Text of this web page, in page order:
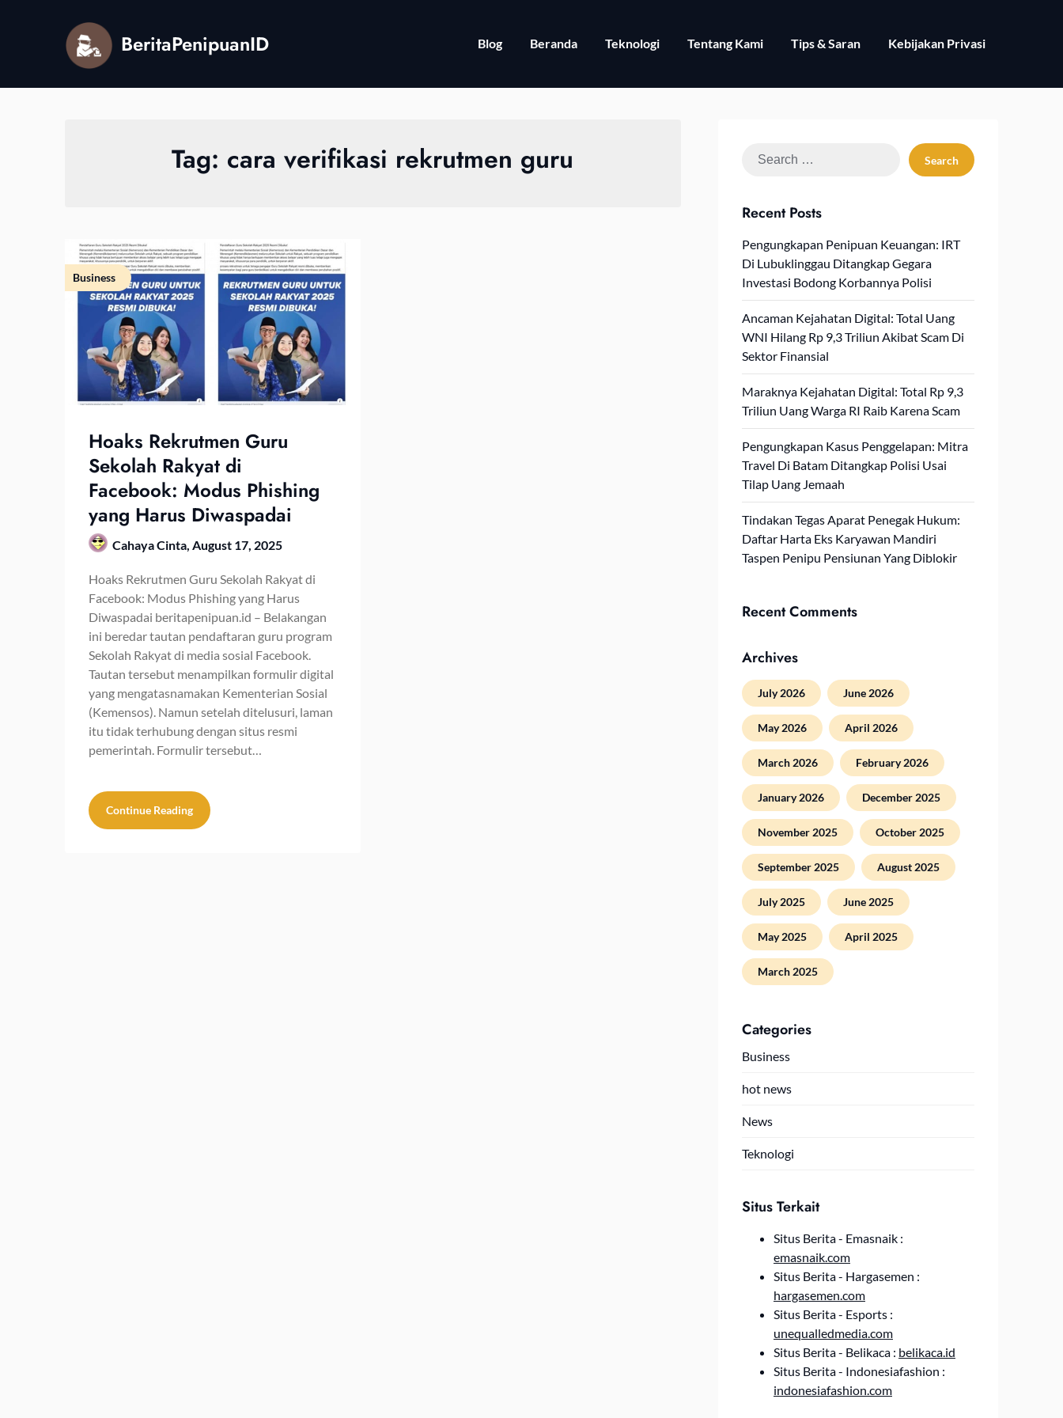
BeritaPenipuanID Blog Beranda Teknologi Tentang Kami Tips & Saran Kebijakan Privasi
Tag: cara verifikasi rekrutmen guru
Business
Hoaks Rekrutmen Guru
Sekolah Rakyat di
Facebook: Modus Phishing
yang Harus Diwaspadai
Cahaya Cinta, August 17, 2025
Hoaks Rekrutmen Guru Sekolah Rakyat di
Facebook: Modus Phishing yang Harus
Diwaspadai beritapenipuan.id – Belakangan
ini beredar tautan pendaftaran guru program
Sekolah Rakyat di media sosial Facebook.
Tautan tersebut menampilkan formulir digital
yang mengatasnamakan Kementerian Sosial
(Kemensos). Namun setelah ditelusuri, laman
itu tidak terhubung dengan situs resmi
pemerintah. Formulir tersebut…
Continue Reading
Search
Recent Posts
Pengungkapan Penipuan Keuangan: IRT
Di Lubuklinggau Ditangkap Gegara
Investasi Bodong Korbannya Polisi
Ancaman Kejahatan Digital: Total Uang
WNI Hilang Rp 9,3 Triliun Akibat Scam Di
Sektor Finansial
Maraknya Kejahatan Digital: Total Rp 9,3
Triliun Uang Warga RI Raib Karena Scam
Pengungkapan Kasus Penggelapan: Mitra
Travel Di Batam Ditangkap Polisi Usai
Tilap Uang Jemaah
Tindakan Tegas Aparat Penegak Hukum:
Daftar Harta Eks Karyawan Mandiri
Taspen Penipu Pensiunan Yang Diblokir
Recent Comments
Archives
July 2026 June 2026
May 2026 April 2026
March 2026 February 2026
January 2026 December 2025
November 2025 October 2025
September 2025 August 2025
July 2025 June 2025
May 2025 April 2025
March 2025
Categories
Business
hot news
News
Teknologi
Situs Terkait
Situs Berita - Emasnaik :
emasnaik.com
Situs Berita - Hargasemen :
hargasemen.com
Situs Berita - Esports :
unequalledmedia.com
Situs Berita - Belikaca : belikaca.id
Situs Berita - Indonesiafashion :
indonesiafashion.com